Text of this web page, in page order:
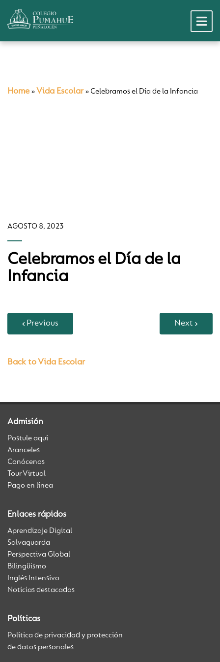
Home » Vida Escolar» Celebramos el Día de la Infancia
AGOSTO 8, 2023
Celebramos el Día de la
Infancia
Previous Next
Back to Vida Escolar
Admisión
Postule aquí
Aranceles
Conócenos
Tour Virtual
Pago en línea
Enlaces rápidos
Aprendizaje Digital
Salvaguarda
Perspectiva Global
Bilingüismo
Inglés Intensivo
Noticias destacadas
Políticas
Política de privacidad y protección
de datos personales